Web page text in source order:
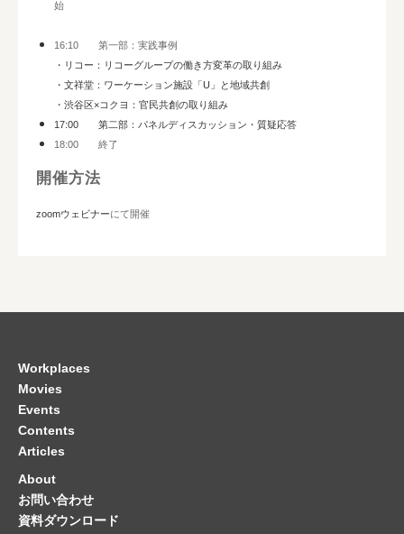
始
16:10 第一部：実践事例
・リコー：リコーグループの働き方変革の取り組み
・文祥堂：ワーケーション施設「U」と地域共創
・渋谷区×コクヨ：官民共創の取り組み
17:00 第二部：パネルディスカッション・質疑応答
18:00 終了
開催方法
zoomウェビナーにて開催
Workplaces
Movies
Events
Contents
Articles
About
お問い合わせ
資料ダウンロード